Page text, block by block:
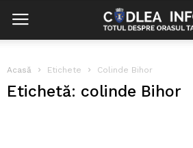
Acasă Etichete Colinde Bihor
Etichetă: colinde Bihor